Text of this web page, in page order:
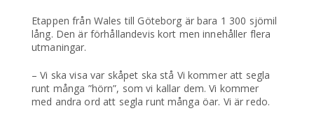
Etappen från Wales till Göteborg är bara 1 300 sjömil
lång. Den är förhållandevis kort men innehåller flera
utmaningar.
– Vi ska visa var skåpet ska stå Vi kommer att segla
runt många ”hörn”, som vi kallar dem. Vi kommer
med andra ord att segla runt många öar. Vi är redo.